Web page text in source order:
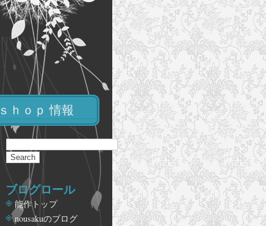
ｓｈｏｐ 情報
ブログロール
能作トップ
nousakuのブログ